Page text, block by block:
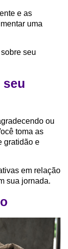
e as
uma
seu
seu
ou
toma as
gratidão e
em relação
sua jornada.